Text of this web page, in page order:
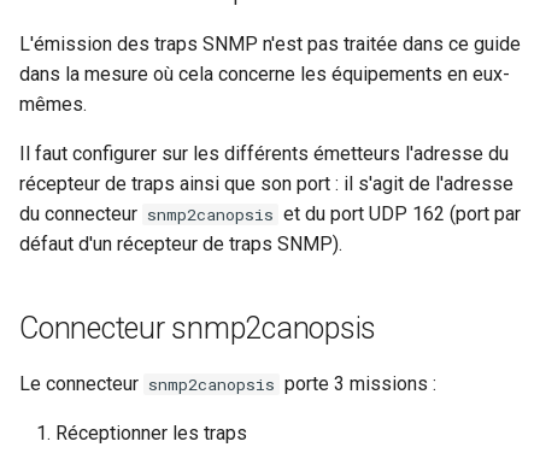
r
c
Gestion fixtures
suivant
Utilisateurs
L'émission des traps SNMP n'est pas traitée dans ce guide
dans la mesure où cela concerne les équipements en eux-
mêmes.
Il faut configurer sur les différents émetteurs l'adresse du
récepteur de traps ainsi que son port : il s'agit de l'adresse
du connecteur snmp2canopsis et du port UDP 162 (port par
défaut d'un récepteur de traps SNMP).
Connecteur snmp2canopsis
Le connecteur snmp2canopsis porte 3 missions :
Réceptionner les traps